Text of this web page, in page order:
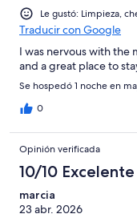
Le gustó: Limpieza,
Traducir con Google
I was nervous with the
and a great place to
Se hospedó 1 noche en
0
Opinión verificada
10/10 Excelente
marcia
23 abr. 2026